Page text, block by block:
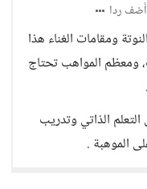
أضف ردا
ومقامات الغناء هذا
ومعظم المواهب تحتاج
التعلم الذاتي وتدريب
الموهبة .